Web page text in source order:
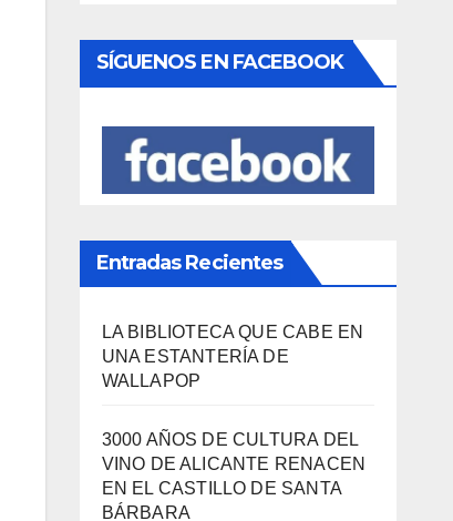
Entradas Recientes
WALLAPOP
VINO DE ALICANTE RENACEN
EN EL CASTILLO DE SANTA
BÁRBARA
«EL SIGNIFICADO DEL COLOR»
LLEGA A VILLAJOYOSA